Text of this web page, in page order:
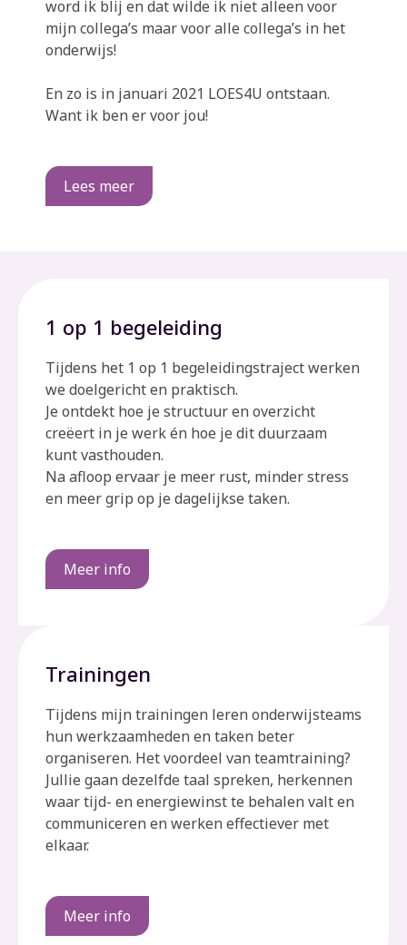
word ik blij en dat wilde ik niet alleen voor
mijn collega’s maar voor alle collega’s in het
onderwijs!
En zo is in januari 2021 LOES4U ontstaan.
Want ik ben er voor jou!
Lees meer
1 op 1 begeleiding
Tijdens het 1 op 1 begeleidingstraject werken
we doelgericht en praktisch.
Je ontdekt hoe je structuur en overzicht
creëert in je werk én hoe je dit duurzaam
kunt vasthouden.
Na afloop ervaar je meer rust, minder stress
en meer grip op je dagelijkse taken.
Meer info
Trainingen
Tijdens mijn trainingen leren onderwijsteams
hun werkzaamheden en taken beter
organiseren. Het voordeel van teamtraining?
Jullie gaan dezelfde taal spreken, herkennen
waar tijd- en energiewinst te behalen valt en
communiceren en werken effectiever met
elkaar.
Meer info